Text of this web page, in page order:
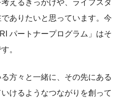
えるきっかけや、ライフスタ
ありたいと思っています。今
パートナープログラム」はそ
。
方々と一緒に、その先にある
けるようなつながりを創って